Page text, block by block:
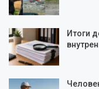
Итоги